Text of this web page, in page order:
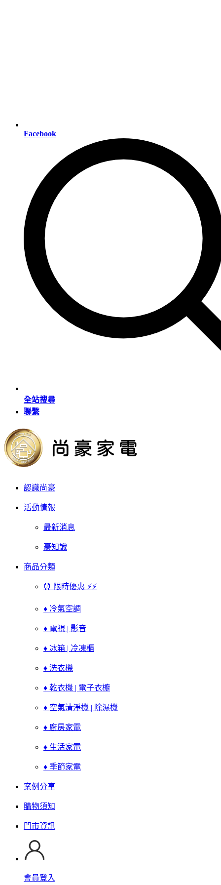
Facebook
全站搜尋
聯繫
認識尚豪
活動情報
最新消息
豪知識
商品分類
⏰ 限時優惠 ⚡⚡
♦ 冷氣空調
♦ 電視 | 影音
♦ 冰箱 | 冷凍櫃
♦ 洗衣機
♦ 乾衣機 | 電子衣櫥
♦ 空氣清淨機 | 除濕機
♦ 廚房家電
♦ 生活家電
♦ 季節家電
案例分享
購物須知
門市資訊
會員登入